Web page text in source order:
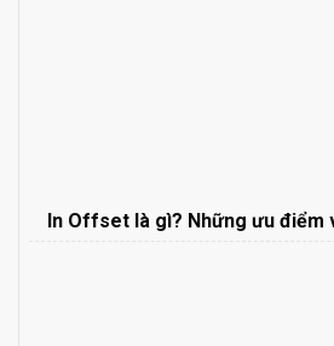
In Offset là gì? Những ưu điểm